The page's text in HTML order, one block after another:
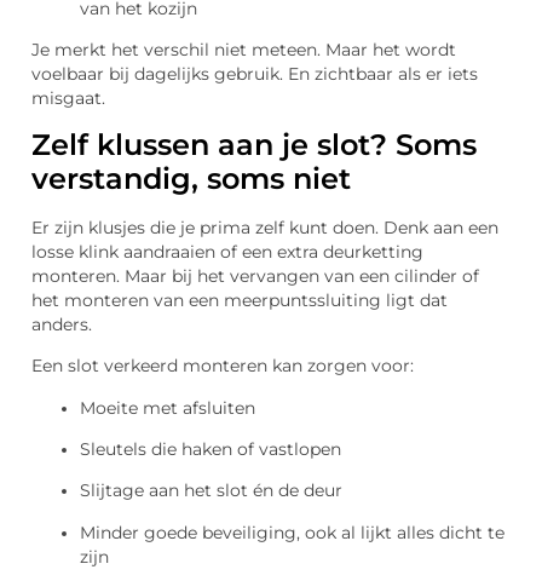
van het kozijn
Je merkt het verschil niet meteen. Maar het wordt
voelbaar bij dagelijks gebruik. En zichtbaar als er iets
misgaat.
Zelf klussen aan je slot? Soms
verstandig, soms niet
Er zijn klusjes die je prima zelf kunt doen. Denk aan een
losse klink aandraaien of een extra deurketting
monteren. Maar bij het vervangen van een cilinder of
het monteren van een meerpuntssluiting ligt dat
anders.
Een slot verkeerd monteren kan zorgen voor:
Moeite met afsluiten
Sleutels die haken of vastlopen
Slijtage aan het slot én de deur
Minder goede beveiliging, ook al lijkt alles dicht te
zijn